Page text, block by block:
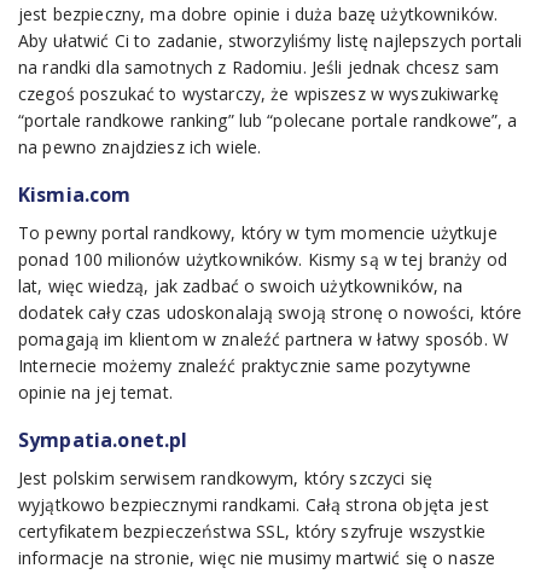
jest bezpieczny, ma dobre opinie i duża bazę użytkowników.
Aby ułatwić Ci to zadanie, stworzyliśmy listę najlepszych portali
na randki dla samotnych z Radomiu. Jeśli jednak chcesz sam
czegoś poszukać to wystarczy, że wpiszesz w wyszukiwarkę
“portale randkowe ranking” lub “polecane portale randkowe”, a
na pewno znajdziesz ich wiele.
Kismia.com
To pewny portal randkowy, który w tym momencie użytkuje
ponad 100 milionów użytkowników. Kismy są w tej branży od
lat, więc wiedzą, jak zadbać o swoich użytkowników, na
dodatek cały czas udoskonalają swoją stronę o nowości, które
pomagają im klientom w znaleźć partnera w łatwy sposób. W
Internecie możemy znaleźć praktycznie same pozytywne
opinie na jej temat.
Sympatia.onet.pl
Jest polskim serwisem randkowym, który szczyci się
wyjątkowo bezpiecznymi randkami. Całą strona objęta jest
certyfikatem bezpieczeństwa SSL, który szyfruje wszystkie
informacje na stronie, więc nie musimy martwić się o nasze